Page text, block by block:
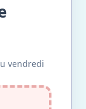
vendredi